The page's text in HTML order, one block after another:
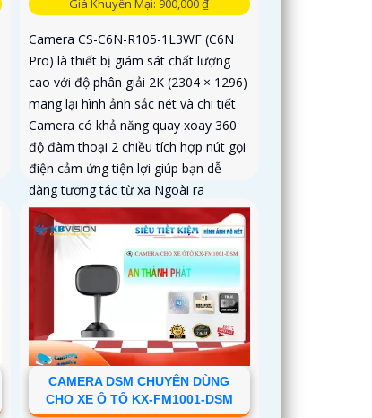
Giá Khuyến Mại: 900,000 ₫
Camera CS-C6N-R105-1L3WF (C6N
Pro) là thiết bị giám sát chất lượng
cao với độ phân giải 2K (2304 × 1296)
mang lại hình ảnh sắc nét và chi tiết
Camera có khả năng quay xoay 360
độ đàm thoại 2 chiều tích hợp nút gọi
điện cảm ứng tiện lợi giúp bạn dễ
dàng tương tác từ xa Ngoài ra
camera còn được trang bị công nghệ
phát hiện chuyển động thông minh
tăng cường an ninh cho không gian
của bạn. Loại Camera quan sát Wifi
Không Dây CS-C6N-R105-1L3WF 3
CAMERA DSM CHUYÊN DÙNG
CHO XE Ô TÔ KX-FM1001-DSM